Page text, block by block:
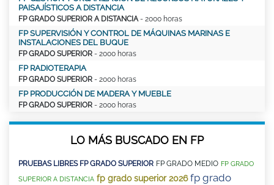
PAISAJÍSTICOS A DISTANCIA
FP GRADO SUPERIOR A DISTANCIA- 2000 horas
FP SUPERVISIÓN Y CONTROL DE MÁQUINAS MARINAS E
INSTALACIONES DEL BUQUE
FP GRADO SUPERIOR - 2000 horas
FP RADIOTERAPIA
FP GRADO SUPERIOR - 2000 horas
FP PRODUCCIÓN DE MADERA Y MUEBLE
FP GRADO SUPERIOR - 2000 horas
LO MÁS BUSCADO EN FP
PRUEBAS LIBRES FP GRADO SUPERIOR FP GRADO MEDIO FP GRADO
SUPERIOR A DISTANCIA fp grado superior 2026 fp grado